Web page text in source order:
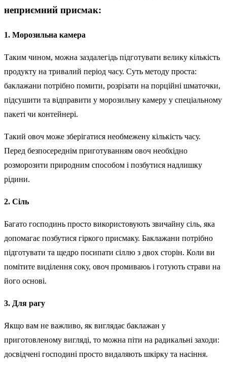
неприємний присмак:
1. Морозильна камера
Таким чином, можна заздалегідь підготувати велику кількість
продукту на тривалий період часу. Суть методу проста:
баклажани потрібно помити, розрізати на порційні шматочки,
підсушити та відправити у морозильну камеру у спеціальному
пакеті чи контейнері.
Такий овоч може зберігатися необмежену кількість часу.
Перед безпосереднім приготуванням овоч необхідно
розморозити природним способом і позбутися надлишку
рідини.
2. Сіль
Багато господинь просто використовують звичайну сіль, яка
допомагає позбутися гіркого присмаку. Баклажани потрібно
підготувати та щедро посипати сіллю з двох сторін. Коли ви
помітите виділення соку, овоч промиваюь і готують страви на
його основі.
3. Для рагу
Якщо вам не важливо, як виглядає баклажан у
приготовленому вигляді, то можна піти на радикальні заходи:
досвідчені господині просто видаляють шкірку та насіння.